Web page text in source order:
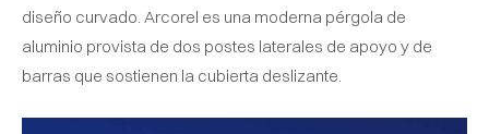
diseño curvado. Arcorel es una moderna pérgola de
aluminio provista de dos postes laterales de apoyo y de
barras que sostienen la cubierta deslizante.